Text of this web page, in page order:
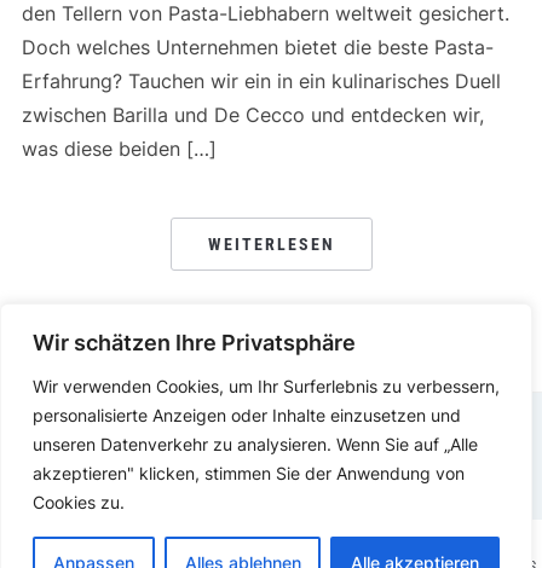
Wir schätzen Ihre Privatsphäre
Wir verwenden Cookies, um Ihr Surferlebnis zu verbessern,
personalisierte Anzeigen oder Inhalte einzusetzen und
unseren Datenverkehr zu analysieren. Wenn Sie auf „Alle
akzeptieren" klicken, stimmen Sie der Anwendung von
Cookies zu.
Anpassen Alles ablehnen Alle akzeptieren
den Tellern von Pasta-Liebhabern weltweit gesichert.
Doch welches Unternehmen bietet die beste Pasta-
Erfahrung? Tauchen wir ein in ein kulinarisches Duell
zwischen Barilla und De Cecco und entdecken wir,
was diese beiden […]
WEITERLESEN
DATENSCHUTZERKLÄRUNG IMPRESSUM